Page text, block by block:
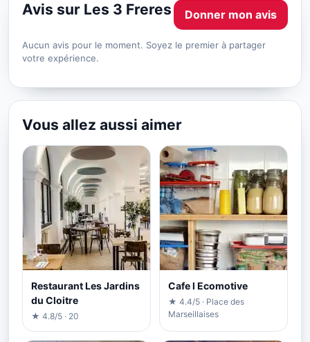
Avis sur Les 3 Freres Donner mon avis
Aucun avis pour le moment. Soyez le premier à partager
votre expérience.
Vous allez aussi aimer
Restaurant Les Jardins
du Cloitre
★ 4.8/5 · 20
Cafe l Ecomotive
★ 4.4/5 · Place des
Marseillaises